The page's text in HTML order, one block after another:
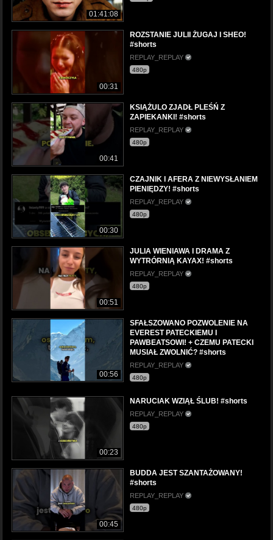
01:41:08
00:31
ROZSTANIE JULII ŻUGAJ I SHEO!
#shorts
REPLAY_REPLAY
480p
00:41
KSIĄŻULO ZJADŁ PLEŚŃ Z
ZAPIEKANKI! #shorts
REPLAY_REPLAY
480p
00:30
CZAJNIK I AFERA Z NIEWYSŁANIEM
PIENIĘDZY! #shorts
REPLAY_REPLAY
480p
00:51
JULIA WIENIAWA I DRAMA Z
WYTRÓRNIĄ KAYAX! #shorts
REPLAY_REPLAY
480p
00:56
SFAŁSZOWANO POZWOLENIE NA
EVEREST PATECKIEMU I
PAWBEATSOWI! + CZEMU PATECKI
MUSIAŁ ZWOLNIĆ? #shorts
REPLAY_REPLAY
480p
00:23
NARUCIAK WZIĄŁ ŚLUB! #shorts
REPLAY_REPLAY
480p
00:45
BUDDA JEST SZANTAŻOWANY!
#shorts
REPLAY_REPLAY
480p